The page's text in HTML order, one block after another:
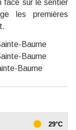
face sur le sentier
les premières
Baume
Baume
Baume